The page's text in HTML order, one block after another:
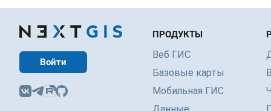
Войти
ПРОДУКТЫ
Веб ГИС
Базовые карты
Мобильная ГИС